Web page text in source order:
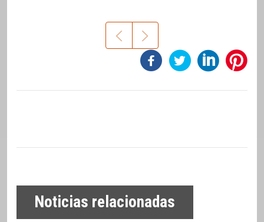
Noticias relacionadas